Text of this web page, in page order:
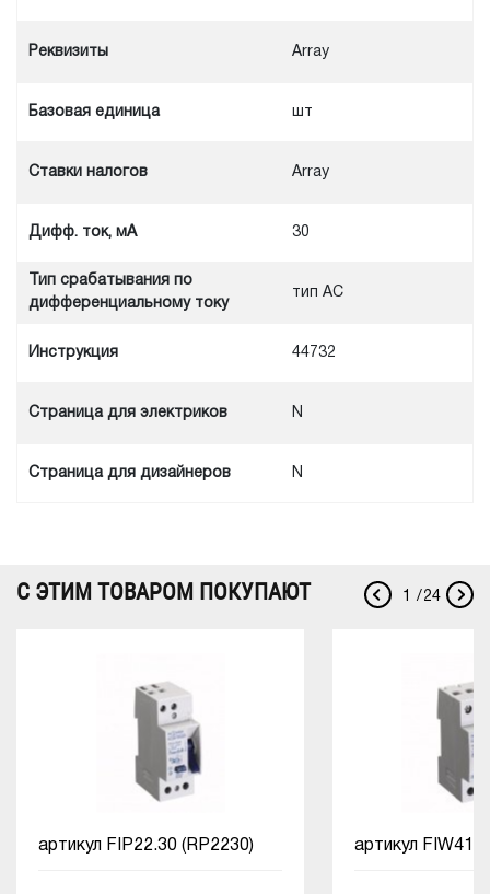
Реквизиты Array
Базовая единица шт
Ставки налогов Array
Дифф. ток, мА 30
Тип срабатывания по
дифференциальному току
тип АС
Инструкция 44732
Cтраница для электриков N
Cтраница для дизайнеров N
С ЭТИМ ТОВАРОМ ПОКУПАЮТ / 24
артикул FIP22.30 (RP2230) артикул
1